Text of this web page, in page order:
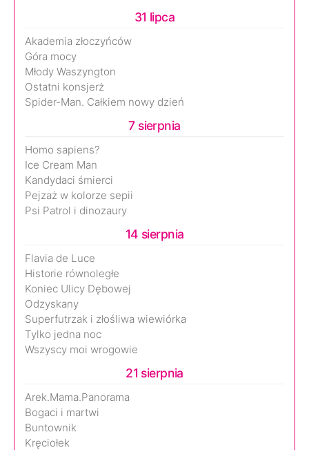
31 lipca
Akademia złoczyńców
Góra mocy
Młody Waszyngton
Ostatni konsjerż
Spider-Man. Całkiem nowy dzień
7 sierpnia
Homo sapiens?
Ice Cream Man
Kandydaci śmierci
Pejzaż w kolorze sepii
Psi Patrol i dinozaury
14 sierpnia
Flavia de Luce
Historie równoległe
Koniec Ulicy Dębowej
Odzyskany
Superfutrzak i złośliwa wiewiórka
Tylko jedna noc
Wszyscy moi wrogowie
21 sierpnia
Arek.Mama.Panorama
Bogaci i martwi
Buntownik
Kręciołek